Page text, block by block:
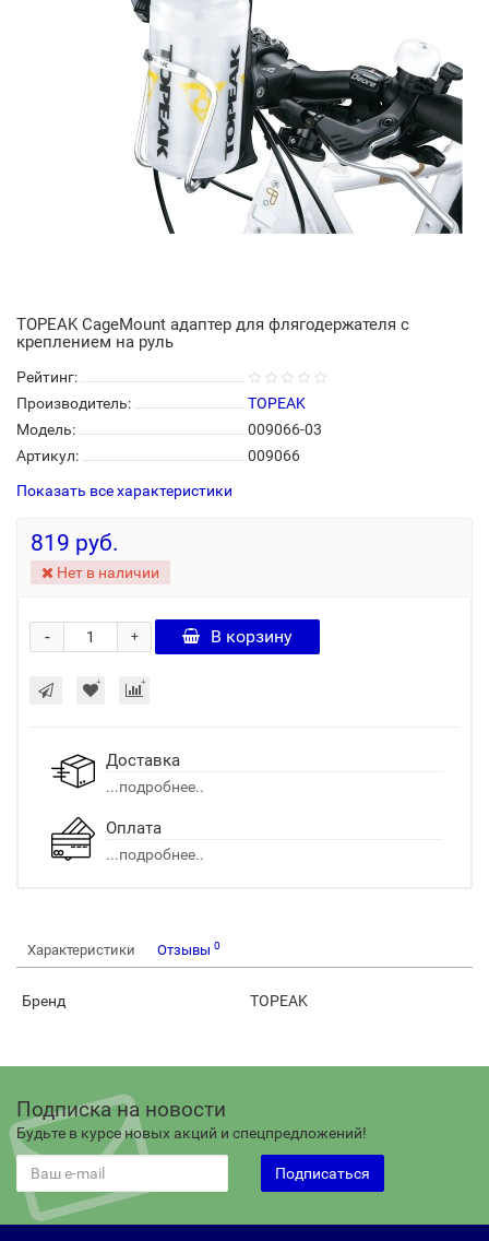
TOPEAK CageMount адаптер для флягодержателя с
креплением на руль
Рейтинг:
Производитель:
TOPEAK
Модель:
009066-03
Артикул:
009066
Показать все характеристики
819 руб.
Нет в наличии
+
- В корзину
Доставка
...подробнее..
Оплата
...подробнее..
Характеристики Отзывы 0
Бренд TOPEAK
Подписка на новости
Будьте в курсе новых акций и спецпредложений!
Подписаться